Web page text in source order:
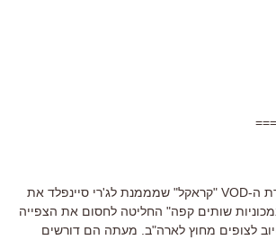
הסלמה ביחסים: חברת ה-VOD "קראקל" שמממנת לג'רי סיינפלד את
שותים קפה" החליטה לחסום את הצפייה
לצופים מחוץ לארה"ב. מעתה הם דורשים